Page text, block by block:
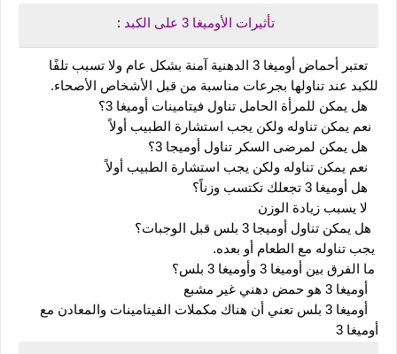
تأثيرات الأوميغا 3 على الكبد :
للكبد عند تناولها بجرعات مناسبة من قبل الأشخاص الأصحاء.
هل يمكن للمرأة الحامل تناول فيتامينات أوميغا 3؟
نعم يمكن تناوله ولكن يجب استشارة الطبيب أولاً
هل يمكن لمرضى السكر تناول أوميجا 3؟
نعم يمكن تناوله ولكن يجب استشارة الطبيب أولاً
هل أوميغا 3 تجعلك تكتسب وزناً؟
لا يسبب زيادة الوزن
هل يمكن تناول أوميجا 3 بلس قبل الوجبات؟
يجب تناوله مع الطعام أو بعده.
ما الفرق بين أوميغا 3 وأوميغا 3 بلس؟
أوميغا 3 هو حمض دهني غير مشبع
أوميغا 3